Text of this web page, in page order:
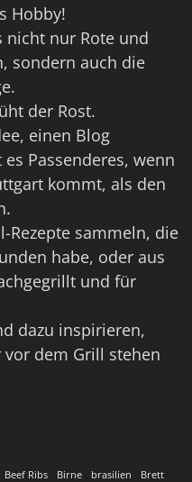
Hobby!
nicht nur Rote und
sondern auch die
der Rost.
einen Blog
Passenderes, wenn
kommt, als den
Rezepte sammeln, die
habe, oder aus
und für
dazu inspirieren,
dem Grill stehen
Beef Ribs Birne brasilien
Brett